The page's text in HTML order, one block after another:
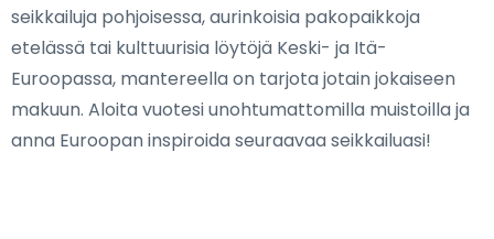
seikkailuja pohjoisessa, aurinkoisia pakopaikkoja
etelässä tai kulttuurisia löytöjä Keski- ja Itä-
Euroopassa, mantereella on tarjota jotain jokaiseen
makuun. Aloita vuotesi unohtumattomilla muistoilla ja
anna Euroopan inspiroida seuraavaa seikkailuasi!